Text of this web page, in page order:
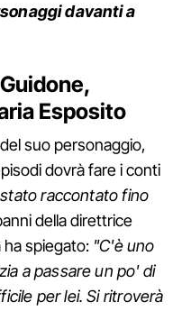
davanti a
Esposito
suo personaggio,
dovrà fare i conti
raccontato fino
della direttrice
spiegato: "C'è uno
a passare un po' di
per lei. Si ritroverà